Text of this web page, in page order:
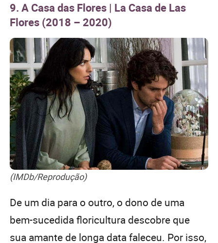
9. A Casa das Flores | La Casa de Las
Flores (2018 – 2020)
(IMDb/Reprodução)
De um dia para o outro, o dono de uma
bem-sucedida floricultura descobre que
sua amante de longa data faleceu. Por isso,